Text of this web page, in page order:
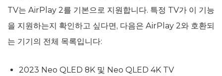
TV는 AirPlay 2를 기본으로 지원합니다. 특정 TV가 이 기능
을 지원하는지 확인하고 싶다면, 다음은 AirPlay 2와 호환되
는 기기의 전체 목록입니다:
2023 Neo QLED 8K 및 Neo QLED 4K TV